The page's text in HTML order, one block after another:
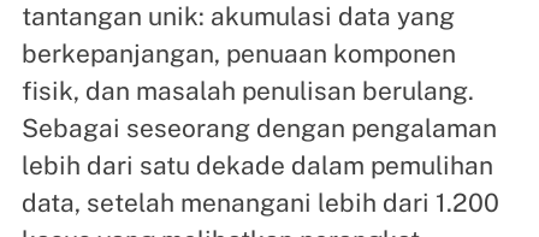
tantangan unik: akumulasi data yang
berkepanjangan, penuaan komponen
fisik, dan masalah penulisan berulang.
Sebagai seseorang dengan pengalaman
lebih dari satu dekade dalam pemulihan
data, setelah menangani lebih dari 1.200